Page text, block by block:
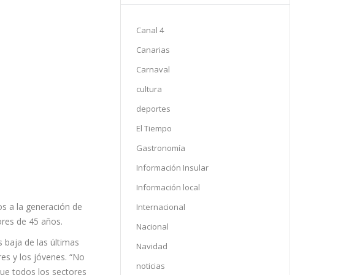
a la generación de
de 45 años.
baja de las últimas
y los jóvenes. “No
todos los sectores
Canal 4
Canarias
Carnaval
cultura
deportes
El Tiempo
Gastronomía
Información Insular
Información local
Internacional
Nacional
Navidad
noticias